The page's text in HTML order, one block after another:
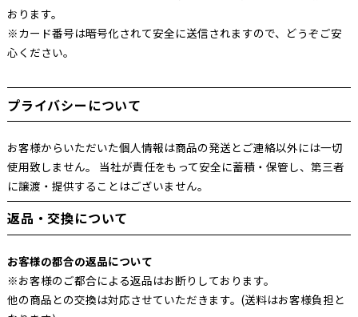
おります。
※カード番号は暗号化されて安全に送信されますので、どうぞご安
心ください。
プライバシーについて
お客様からいただいた個人情報は商品の発送とご連絡以外には一切
使用致しません。 当社が責任をもって安全に蓄積・保管し、第三者
に譲渡・提供することはございません。
返品・交換について
お客様の都合の返品について
※お客様のご都合による返品はお断りしております。
他の商品との交換は対応させていただきます。(送料はお客様負担と